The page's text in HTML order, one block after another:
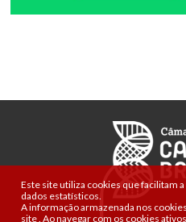
Este site utiliza cookies que facilitam
dados estatísticos.
A informação armazenada nos
site .Ao navegar com os cookies